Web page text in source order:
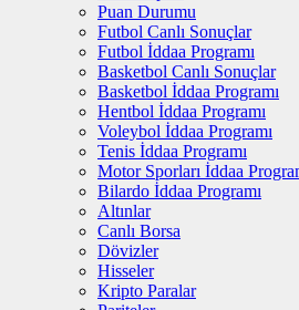
Puan Durumu
Futbol Canlı Sonuçlar
Futbol İddaa Programı
Basketbol Canlı Sonuçlar
Basketbol İddaa Programı
Hentbol İddaa Programı
Voleybol İddaa Programı
Tenis İddaa Programı
Motor Sporları İddaa
Bilardo İddaa Programı
Altınlar
Canlı Borsa
Dövizler
Hisseler
Kripto Paralar